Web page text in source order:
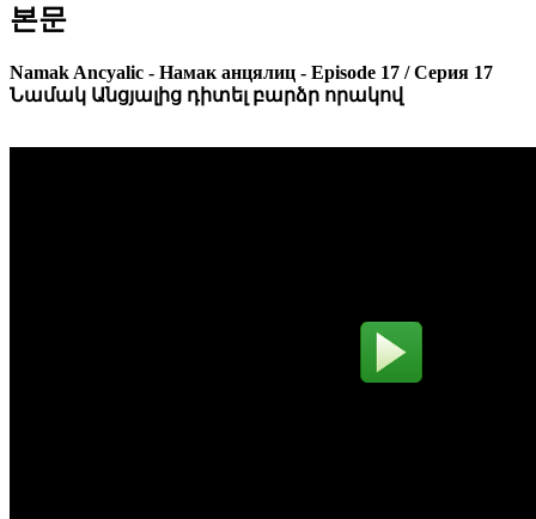
본문
Namak Ancyalic - Намак анцялиц - Episode 17 / Серия 17
Նամակ Անցյալից դիտել բարձր որակով